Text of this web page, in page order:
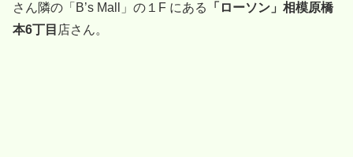
さん隣の「B’s Mall」の１F にある
「ローソン」相模原橋
本6丁目 店さん。